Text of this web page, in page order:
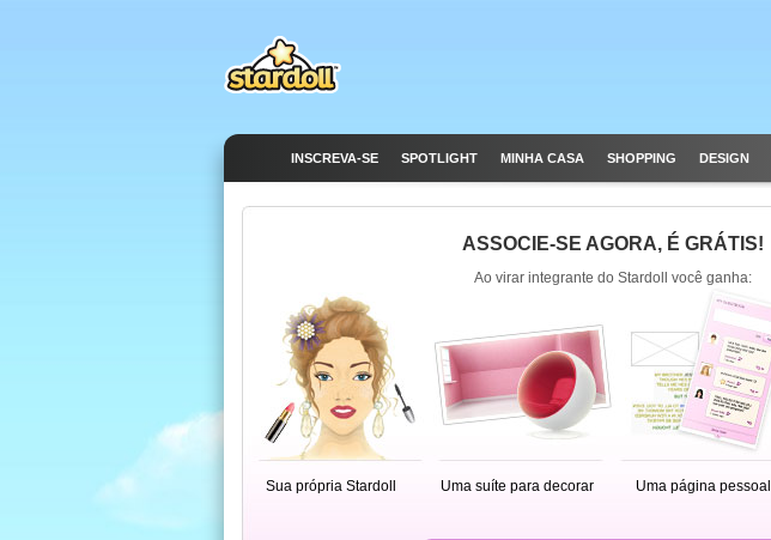
INSCREVA-SE SPOTLIGHT MINHA CASA SHOPPING DESIGN
ASSOCIE-SE AGORA, É GRÁTIS!
Ao virar integrante do Stardoll você ganha:
Sua própria Stardoll Uma suíte para decorar Uma página pessoal